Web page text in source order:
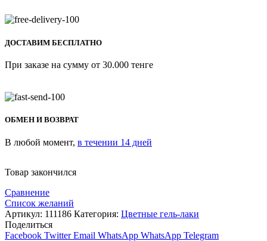
ДОСТАВИМ БЕСПЛАТНО
При заказе на сумму от 30.000 тенге
ОБМЕН И ВОЗВРАТ
В любой момент, в течении 14 дней
Товар закончился
Сравнение
Список желаний
Артикул: 111186 Категория: Цветные гель-лаки
Поделиться
Facebook Twitter Email WhatsApp WhatsApp Telegram